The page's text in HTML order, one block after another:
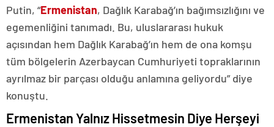
Putin, “Ermenistan, Dağlık Karabağ’ın bağımsızlığını ve
egemenliğini tanımadı. Bu, uluslararası hukuk
açısından hem Dağlık Karabağ’ın hem de ona komşu
tüm bölgelerin Azerbaycan Cumhuriyeti topraklarının
ayrılmaz bir parçası olduğu anlamına geliyordu” diye
konuştu.
Ermenistan Yalnız Hissetmesin Diye Herşeyi